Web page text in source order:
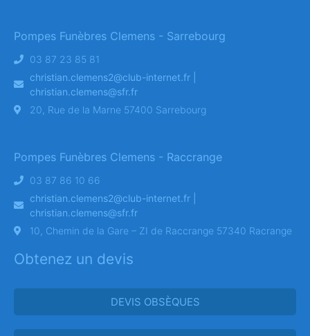
Pompes Funèbres Clemens - Sarrebourg
03 87 23 85 81
christian.clemens2@club-internet.fr |
christian.clemens@sfr.fr
20, Rue de la Marne 57400 Sarrebourg
Pompes Funèbres Clemens - Raccrange
03 87 86 10 66
christian.clemens2@club-internet.fr |
christian.clemens@sfr.fr
10, Chemin de la Gare – ZI de Raccrange 57340 Racrange
Obtenez un devis
DEVIS OBSÈQUES